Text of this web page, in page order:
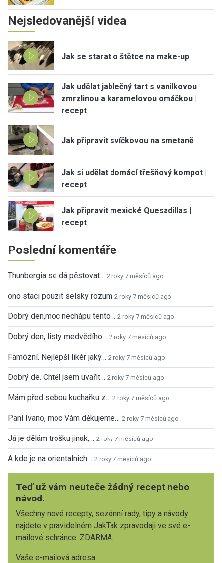
Nejsledovanější videa
Jak se starat o štětce na make-up
Jak udělat jablečný tart s vanilkovou
zmrzlinou a karamelovou omáčkou |
recept
Jak připravit svíčkovou na smetaně
Jak si udělat domácí třešňový kompot |
recept
Jak připravit mexické Quesadillas |
recept
Poslední komentáře
Thunbergia se dá pěstovat… 2 roky 7 měsíců ago
ono staci pouzit selsky rozum 2 roky 7 měsíců ago
Dobrý den,moc nechápu tento… 2 roky 7 měsíců ago
Dobrý den, listy medvědího… 2 roky 7 měsíců ago
Famózní. Nejlepší likér jaký… 2 roky 7 měsíců ago
Dobrý de. Chtěl jsem uvařit… 2 roky 7 měsíců ago
Mám před sebou kuchařku z… 2 roky 7 měsíců ago
Paní Ivano, moc Vám děkujeme… 2 roky 7 měsíců ago
Já je dělám trošku jinak,… 2 roky 7 měsíců ago
A kde je na orientalnich… 2 roky 7 měsíců ago
Teď už vám neuteče žádný recept nebo
návod.
Všechny nové recepty, sezónní rady, tipy a návody
najdete v pravidelném JakTak zpravodaji ve své e-
mailové schránce. ZDARMA.
Vaše e-mailová adresa